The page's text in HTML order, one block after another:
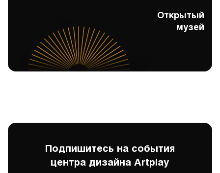
Открытый
музей
Подпишитесь на события
центра дизайна Artplay